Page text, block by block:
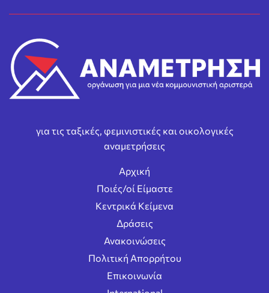
για τις ταξικές, φεμινιστικές και οικολογικές
αναμετρήσεις
Αρχική
Ποιές/οί Είμαστε
Κεντρικά Κείμενα
Δράσεις
Ανακοινώσεις
Πολιτική Απορρήτου
Επικοινωνία